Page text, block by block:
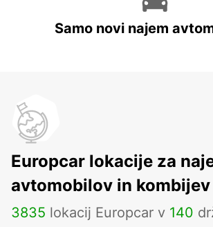
Samo novi najem
Europcar lokacije za
avtomobilov in kombijev
3835 lokacij Europcar v 140